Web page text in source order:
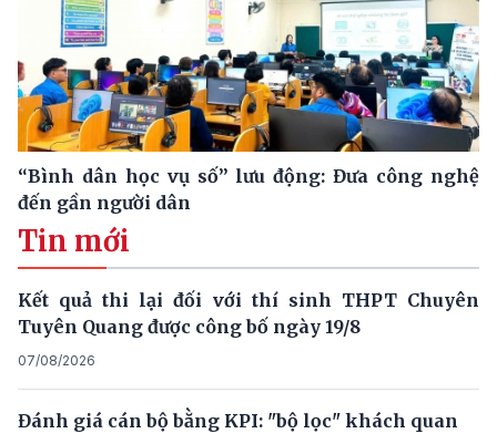
“Bình dân học vụ số” lưu động: Đưa công nghệ
đến gần người dân
Tin mới
Kết quả thi lại đối với thí sinh THPT Chuyên
Tuyên Quang được công bố ngày 19/8
07/08/2026
Đánh giá cán bộ bằng KPI: "bộ lọc" khách quan